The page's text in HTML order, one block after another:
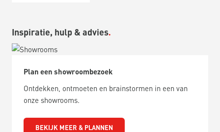
Inspiratie, hulp & advies
Plan een showroombezoek
Ontdekken, ontmoeten en brainstormen in een van
onze showrooms.
BEKIJK MEER & PLANNEN